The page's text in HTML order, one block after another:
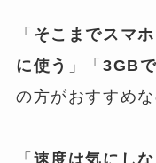
「 そこまでスマ
に使う 」「 3GB
の方がおすすめ
「 速度は気にし